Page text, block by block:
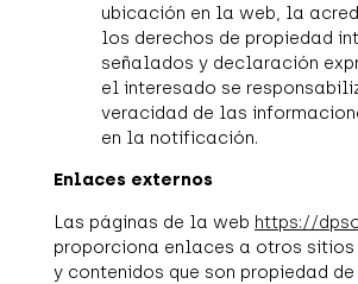
ubicación en la web, la
los derechos de propiedad
señalados y declaración
el interesado se
veracidad de las
en la notificación.
Enlaces externos
Las páginas de la web https://
proporciona enlaces a otros sitios
y contenidos que son propiedad